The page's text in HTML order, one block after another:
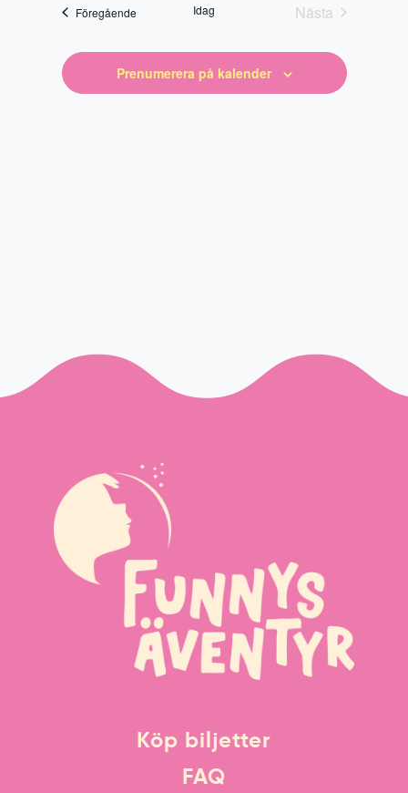
FöregåendeEvenemangIdag
Nästa
Prenumerera på kalender
Köp biljetter
FAQ